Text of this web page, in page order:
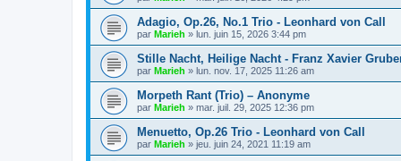
Adagio, Op.26, No.1 Trio - Leonhard von Call
par Marieh » lun. juin 15, 2026 3:44 pm
Stille Nacht, Heilige Nacht - Franz Xavier
par Marieh » lun. nov. 17, 2025 11:26 am
Morpeth Rant (Trio) – Anonyme
par Marieh » mar. juil. 29, 2025 12:36 pm
Menuetto, Op.26 Trio - Leonhard von Call
par Marieh » jeu. juin 24, 2021 11:19 am